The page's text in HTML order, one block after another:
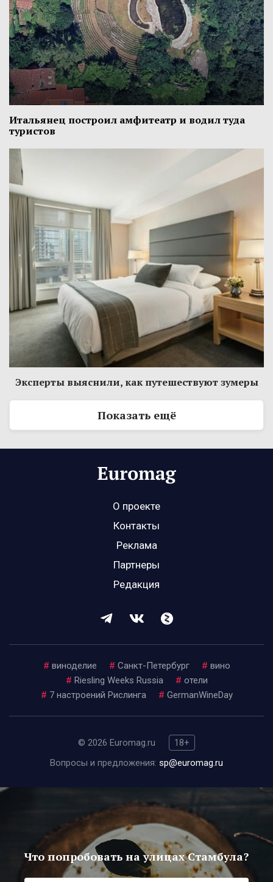
Итальянец построил амфитеатр и водил туда
туристов
Эксперты выяснили, как путешествуют зумеры
Показать ещё
О проекте
Контакты
Реклама
Партнеры
Редакция
# виноделие # Санкт-Петербург # вино
# Riesling Weeks Russia # отели
# 7 настроений Рислинга # GermanWineDay
© 2026 Euromag.ru
18+
Вопросы и предложения: sp@euromag.ru
Что попробовать на улицах Стамбула?